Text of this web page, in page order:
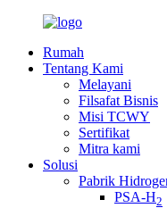
Rumah
Tentang Kami
Melayani
Filsafat Bisnis
Misi TCWY
Sertifikat
Mitra kami
Solusi
Pabrik
PSA-H2